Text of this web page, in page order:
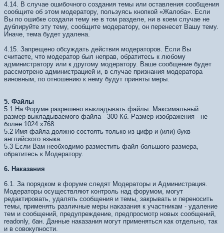
4.14. В случае ошибочного создания темы или оставления сообщения
сообщите об этом модератору, пользуясь кнопкой «Жалоба». Если
Вы по ошибке создали тему не в том разделе, ни в коем случае не
дублируйте эту тему, сообщите модератору, он перенесет Вашу тему.
Иначе, тема будет удалена.
4.15. Запрещено обсуждать действия модераторов. Если Вы
считаете, что модератор был неправ, обратитесь к любому
администратору или к другому модератору. Ваше сообщение будет
рассмотрено администрацией и, в случае признания модератора
виновным, по отношению к нему будут приняты меры.
5. Файлы
5.1 На Форуме разрешено выкладывать файлы. Максимальный
размер выкладываемого файла - 300 Кб. Размер изображения - не
более 1024 х768.
5.2 Имя файла должно состоять только из цифр и (или) букв
английского языка.
5.3 Если Вам необходимо разместить файл большого размера,
обратитесь к Модератору.
6. Наказания
6.1. За порядком в форуме следят Модераторы и Администрация.
Модераторы осуществляют контроль над форумом, могут
редактировать, удалять сообщения и темы, закрывать и переносить
темы, применять различные меры наказания к участникам - удаление
тем и сообщений, предупреждение, предпросмотр новых сообщений,
readonly, бан. Данные наказания могут применяться как отдельно, так
и в совокупности.